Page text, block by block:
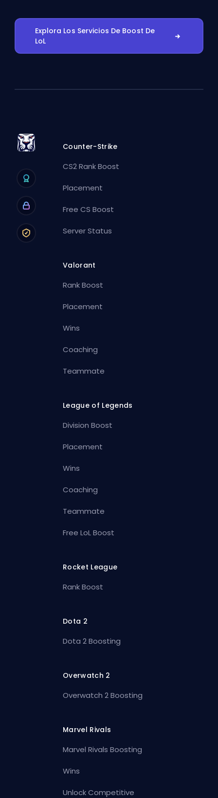
Explora Los Servicios De Boost De
LoL
Counter-Strike
CS2 Rank Boost
Placement
Free CS Boost
Server Status
Valorant
Rank Boost
Placement
Wins
Coaching
Teammate
League of Legends
Division Boost
Placement
Wins
Coaching
Teammate
Free LoL Boost
Rocket League
Rank Boost
Dota 2
Dota 2 Boosting
Overwatch 2
Overwatch 2 Boosting
Marvel Rivals
Marvel Rivals Boosting
Wins
Unlock Competitive